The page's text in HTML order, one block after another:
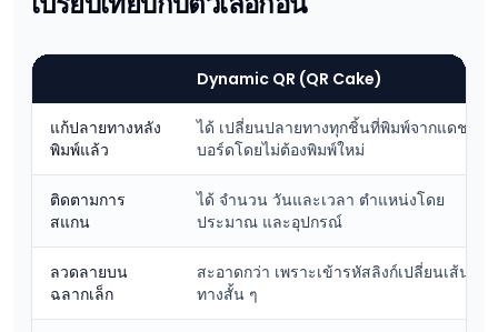
Dynamic QR (QR Cake)
แก้ปลายทางหลัง
พิมพ์แล้ว
ได้ เปลี่ยนปลายทางทุกชิ้นที่พิมพ์จากแดช
บอร์ดโดยไม่ต้องพิมพ์ใหม่
ติดตามการ
สแกน
ได้ จำนวน วันและเวลา ตำแหน่งโดย
ประมาณ และอุปกรณ์
ลวดลายบน
ฉลากเล็ก
สะอาดกว่า เพราะเข้ารหัสลิงก์เปลี่ยนเส้น
ทางสั้น ๆ